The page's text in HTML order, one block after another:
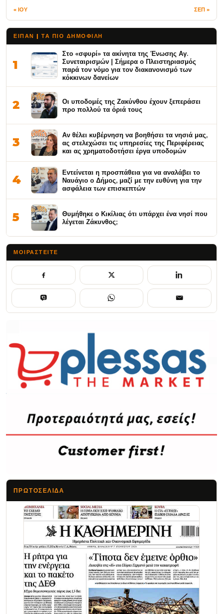
« ΙΟΥ ΣΕΠ »
ΕΙΠΑΝ | ΤΑ ΠΙΟ ΔΗΜΟΦΙΛΉ
1
Στο «σφυρί» τα ακίνητα της Ένωσης Αγ.
Συνεταιρισμών | Σήμερα ο Πλειστηριασμός
παρά τον νόμο για τον διακανονισμό των
κόκκινων δανείων
2
Οι υποδομές της Ζακύνθου έχουν ξεπεράσει
προ πολλού τα όριά τους
3
Αν θέλει κυβέρνηση να βοηθήσει τα νησιά μας,
ας στελεχώσει τις υπηρεσίες της Περιφέρειας
και ας χρηματοδοτήσει έργα υποδομών
4
Εντείνεται η προσπάθεια για να αναλάβει το
Ναυάγιο ο Δήμος, μαζί με την ευθύνη για την
ασφάλεια των επισκεπτών
5
Θυμήθηκε ο Κικίλιας ότι υπάρχει ένα νησί που
λέγεται Ζάκυνθος;
ΜΟΙΡΑΣΤΕΊΤΕ
ΠΡΩΤΟΣΈΛΙΔΑ